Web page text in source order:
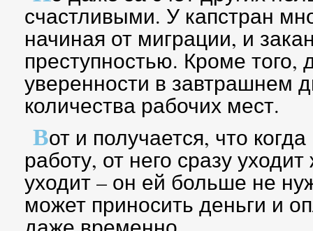
счастливыми. У капстран
начиная от миграции, и
преступностью. Кроме того,
уверенности в завтрашнем
количества рабочих мест.
Вот и получается, что
работу, от него сразу
уходит – он ей больше не
может приносить деньги и